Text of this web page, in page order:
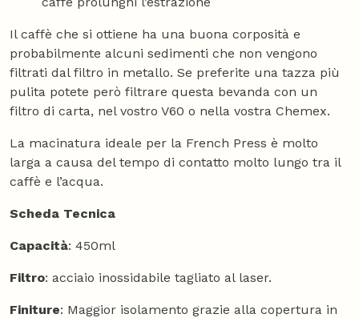
Il caffè che si ottiene ha una buona corposità e
probabilmente alcuni sedimenti che non vengono
filtrati dal filtro in metallo. Se preferite una tazza più
pulita potete però filtrare questa bevanda con un
filtro di carta, nel vostro V60 o nella vostra Chemex.
La macinatura ideale per la French Press è molto
larga a causa del tempo di contatto molto lungo tra il
caffè e l’acqua.
Scheda Tecnica
Capacità: 450ml
Filtro: acciaio inossidabile tagliato al laser.
Finiture: Maggior isolamento grazie alla copertura in